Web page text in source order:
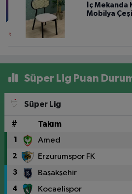
İç Mekanda
Mobilya
Süper Lig Puan
Süper Lig
# Takım
1 Amed
2 Erzurumspor FK
3 Başakşehir
4 Kocaelispor